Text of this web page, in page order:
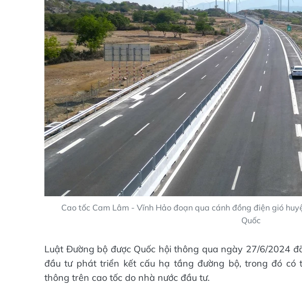
Cao tốc Cam Lâm - Vĩnh Hảo đoạn qua cánh đồng điện gió
Quốc
Luật Đường bộ được Quốc hội thông qua ngày 27/6/2024
đầu tư phát triển kết cấu hạ tầng đường bộ, trong đó có
thông trên cao tốc do nhà nước đầu tư.